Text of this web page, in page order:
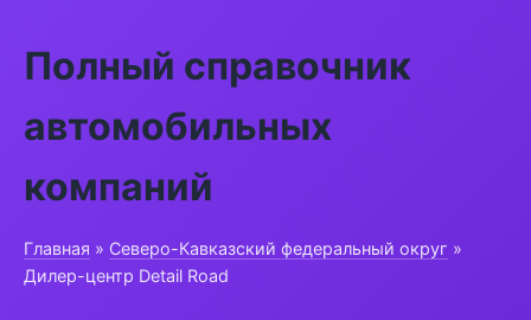
Полный справочник
автомобильных
компаний
Главная » Северо-Кавказский федеральный округ »
Дилер-центр Detail Road